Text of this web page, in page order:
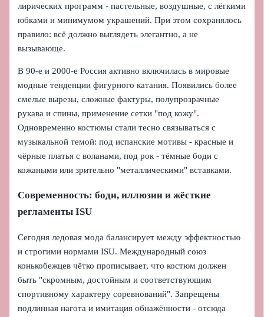
лирических программ - пастельные, воздушные, с лёгкими
юбками и минимумом украшений. При этом сохранялось
правило: всё должно выглядеть элегантно, а не
вызывающе.
В 90-е и 2000-е Россия активно включилась в мировые
модные тенденции фигурного катания. Появились более
смелые вырезы, сложные фактуры, полупрозрачные
рукава и спины, применение сетки "под кожу".
Одновременно костюмы стали тесно связываться с
музыкальной темой: под испанские мотивы - красные и
чёрные платья с воланами, под рок - тёмные боди с
кожаными или зрительно "металлическими" вставками.
Современность: боди, иллюзии и жёсткие
регламенты ISU
Сегодня ледовая мода балансирует между эффектностью
и строгими нормами ISU. Международный союз
конькобежцев чётко прописывает, что костюм должен
быть "скромным, достойным и соответствующим
спортивному характеру соревнований". Запрещены
подлинная нагота и имитация обнажённости - отсюда